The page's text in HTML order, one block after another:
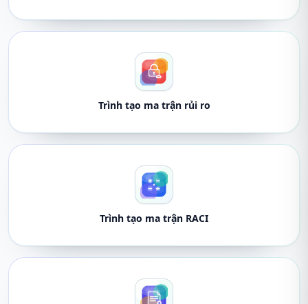
Trình tạo ma trận rủi ro
Trình tạo ma trận RACI